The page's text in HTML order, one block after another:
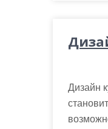
Дизайн